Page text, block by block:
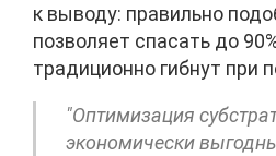
к выводу: правильно
позволяет спасать до
традиционно гибнут при
"Оптимизация
экономически